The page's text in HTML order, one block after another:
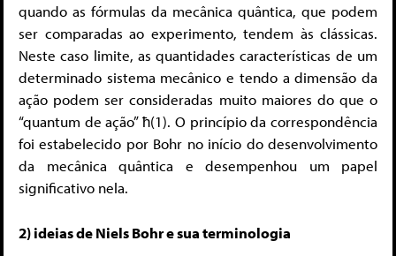
quando as fórmulas da mecânica quântica, que podem
ser comparadas ao experimento, tendem às clássicas.
Neste caso limite, as quantidades características de um
determinado sistema mecânico e tendo a dimensão da
ação podem ser consideradas muito maiores do que o
“quantum de ação” ħ(1). O princípio da correspondência
foi estabelecido por Bohr no início do desenvolvimento
da mecânica quântica e desempenhou um papel
significativo nela.
2) ideias de Niels Bohr e sua terminologia